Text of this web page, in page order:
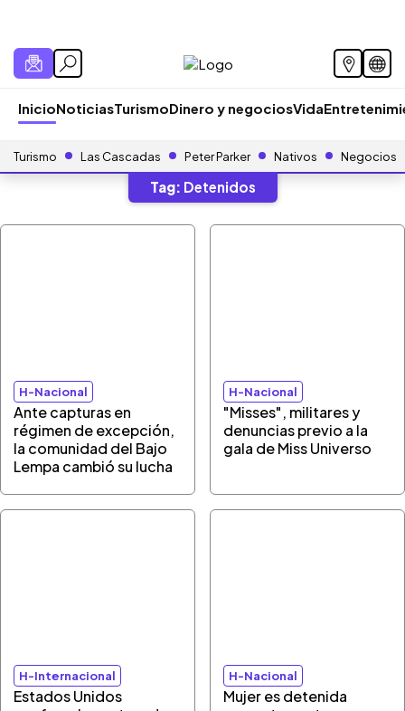
InicioNoticiasTurismoDinero y negociosVida
Turismo Las Cascadas Peter Parker Nativos Negocios
Tag: Detenidos
H-Nacional
Ante capturas en
régimen de excepción,
la comunidad del Bajo
Lempa cambió su lucha
H-Nacional
"Misses", militares y
denuncias previo a la
gala de Miss Universo
H-Internacional
Estados Unidos
H-Nacional
Mujer es detenida